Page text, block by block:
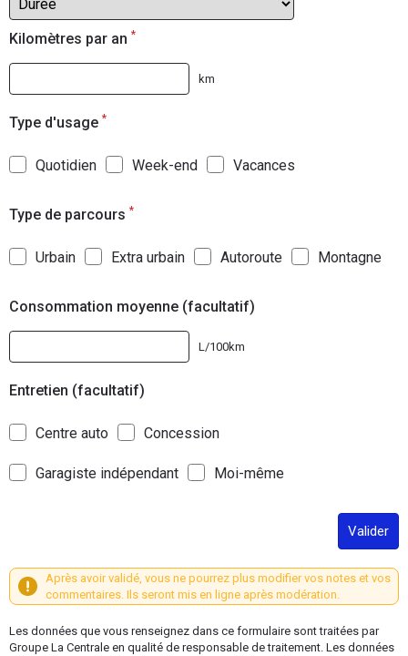
Kilomètres par an *
km
Type d'usage *
Quotidien Week-end Vacances
Type de parcours *
Urbain Extra urbain Autoroute Montagne
Consommation moyenne (facultatif)
L/100km
Entretien (facultatif)
Centre auto Concession
Garagiste indépendant Moi-même
Valider
Après avoir validé, vous ne pourrez plus modifier vos notes et vos
commentaires. Ils seront mis en ligne après modération.
Les données que vous renseignez dans ce formulaire sont traitées par
Groupe La Centrale en qualité de responsable de traitement. Les données